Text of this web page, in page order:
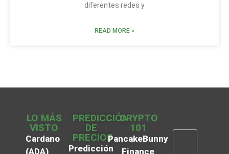
diferentes redes y
READ MORE »
LO MÁS
VISTO
Cardano
(ADA)
PREDICCIÓN
DE
PRECIOS
Predicción
CRYPTO
101
PancakeBunny
Finance